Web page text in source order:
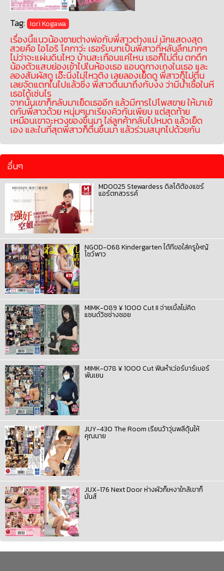
Tag: Iori Kogawa
เรื่องนี้แนวน้องชายต่างพ่อกับพี่สาวต่างแม่ นักแสดงสุด
สวยคือ ไอโอริ โคกาว่ะ เธอรับบทเป็นพี่สาวที่หลับลึกมากๆ
ไม่ว่าจะแผ่นดินไหว บ้านสะเทือนแค่ไหน เธอก็ไม่ตื่น ตกดึก
น้องตัวแสบย่องเข้าไปในห้องเธอ แอบดูกางเกงในเธอ และ
ลองสัมผัสดู เอ๊ะนิ่งไม่ไหวติง เลยลองเย็ดดู พี่สาวก็ไม่ตื่น
เลยจัดแตกในไปแล้วชิ่ง พี่สาวตื่นมาถึงกับงง ว่ามีน้ำเชื้อในหี
เธอได้เช่นไร
จากนั้นเขาก็กลับมาเย็ดเธออีก แล้วมีการไปโพสขาย ให้มาเย้
ดกับพี่สาวด้วย หนุ่มๆมาเรียงคิวกันเพียบ แต่สุดท้าย
เหมือนเขาจะหวงของขึ้นมา ไล่ลูกค้ากลับไปหมด แล้วเย็ด
เอง และในที่สุดพี่สาวก็ตื่นขึ้นมา แล้วร่วมสนุกไปด้วยกัน
อื่นๆ
MD0025 Stewardess ดิลโด้ต้องแชร์
แอร์ตกสวรรค์
NGOD-068 Kindergarten ได้ทีขอใส่ครูใหญ้
โชว์พาว
MIMK-089 ¥ 1000 Cut II จ่ายเบิ้ลไม่คิด
แซนด์วิชช่างซอย
MIMK-078 ¥ 1000 Cut ฟินหำเว่อร์บาร์เบอร์
พันเยน
JUY-430 The Room เรียนว้าวุ่นพลีดุ้นให้
คุณนาย
JUX-176 Next Door ห่างผัวก็เหงาใกล้เขาก็
มันส์